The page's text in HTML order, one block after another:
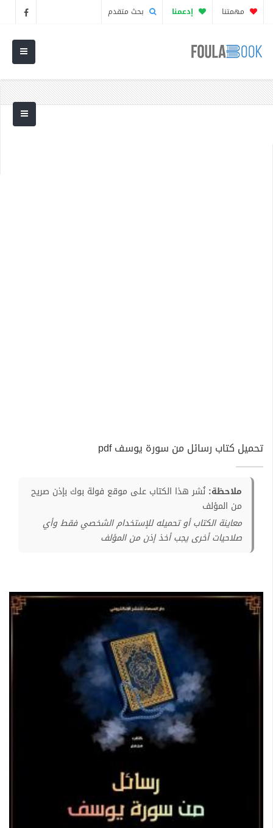
مهمتنا إدعمنا بحث متقدم
تحميل كتاب رسائل من سورة يوسف pdf
ملاحظة: نُشر هذا الكتاب على موقع فولة بوك بإذن صريح
من المؤلف
معاينة الكتاب أو تحميله للإستخدام الشخصي فقط وأي
صلاحيات أخرى يجب أخذ إذن من المؤلف